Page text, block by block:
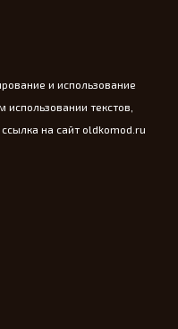
и использование
текстов,
на сайт oldkomod.ru